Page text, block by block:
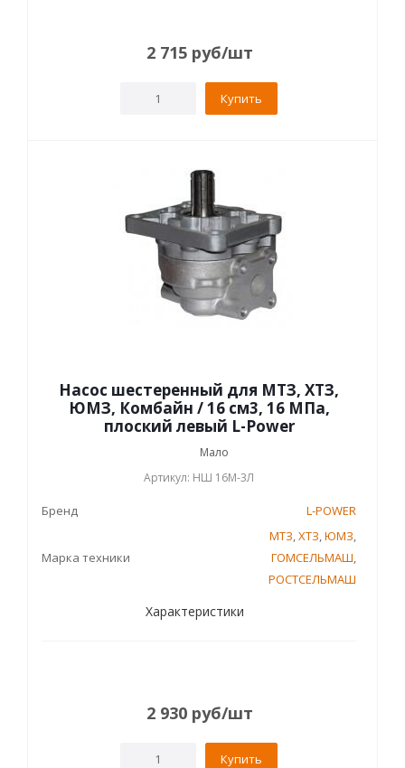
2 715руб/шт
Купить
Насос шестеренный для МТЗ, ХТЗ,
ЮМЗ, Комбайн / 16 см3, 16 МПа,
плоский левый L-Power
Мало
Артикул: НШ 16М-3Л
Бренд L-POWER
Марка техники
МТЗ,ХТЗ,ЮМЗ,
ГОМСЕЛЬМАШ,
РОСТСЕЛЬМАШ
Характеристики
2 930руб/шт
Купить